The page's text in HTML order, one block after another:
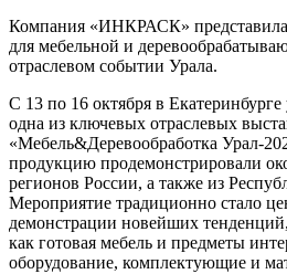
Компания «ИНКРАСК»
для мебельной и
отраслевом событии Урала.
С 13 по 16 октября в
одна из ключевых отраслевых
«Мебель&Деревообработка Урал-
продукцию продемонстрировали
регионов России, а также из
Мероприятие традиционно стало
демонстрации новейших
как готовая мебель и предметы
оборудование, комплектующие и